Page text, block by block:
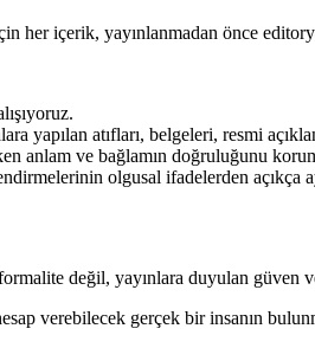
her içerik, yayınlanmadan önce
yapılan atıfları, belgeleri, resmi
anlam ve bağlamın doğruluğunu
olgusal ifadelerden açıkça
değil, yayınlara duyulan güven
verebilecek gerçek bir insanın